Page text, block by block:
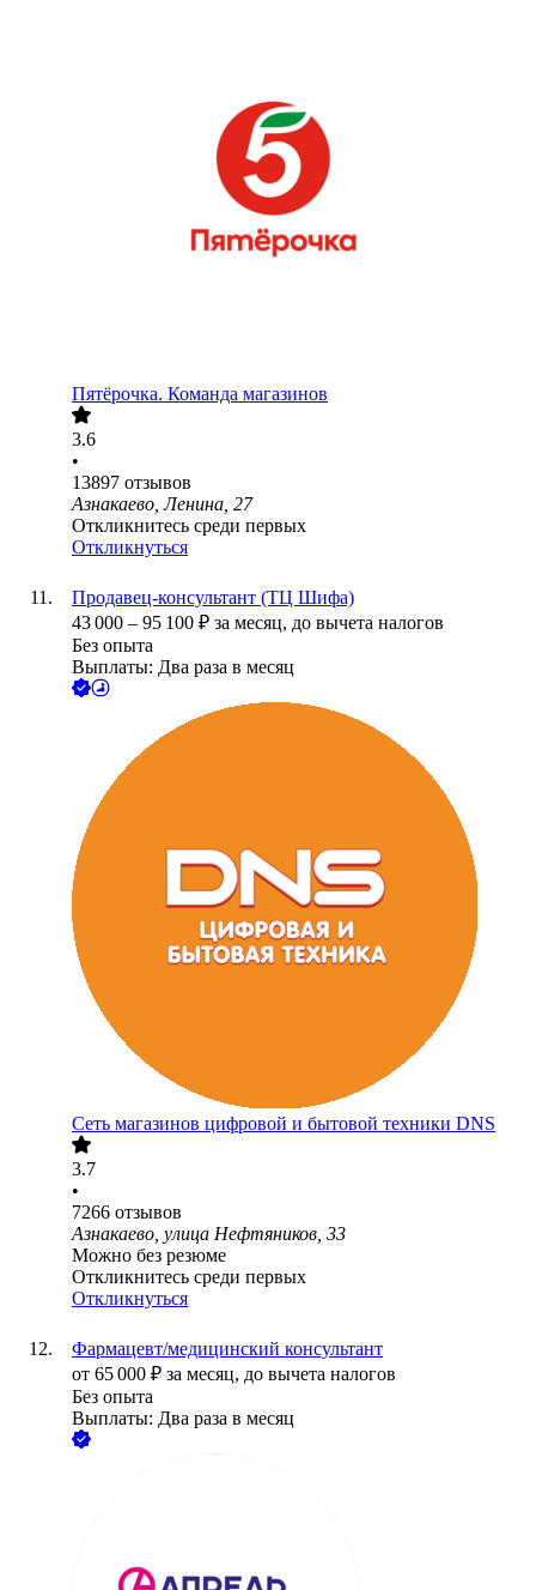
Пятёрочка. Команда магазинов
3.6
•
13897 отзывов
Азнакаево, Ленина, 27
Откликнитесь среди первых
Откликнуться
Продавец-консультант (ТЦ Шифа)
43 000 – 95 100 ₽ за месяц, до вычета налогов
Без опыта
Выплаты: Два раза в месяц
Сеть магазинов цифровой и бытовой техники DNS
3.7
•
7266 отзывов
Азнакаево, улица Нефтяников, 33
Можно без резюме
Откликнитесь среди первых
Откликнуться
Фармацевт/медицинский консультант
от 65 000 ₽ за месяц, до вычета налогов
Без опыта
Выплаты: Два раза в месяц